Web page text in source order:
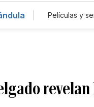
Películas y